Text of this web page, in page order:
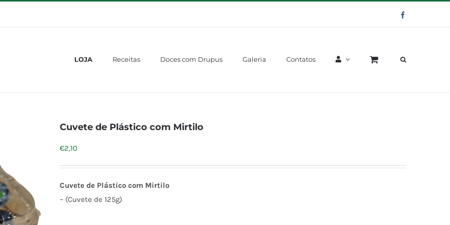
LOJA Receitas Doces com Drupus Galeria Contatos
Cuvete de Plástico com Mirtilo
€2,10
Cuvete de Plástico com Mirtilo
– (Cuvete de 125g)